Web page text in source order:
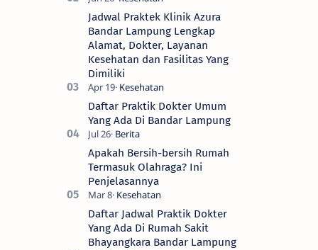
Jadwal Praktek Klinik Azura
Bandar Lampung Lengkap
Alamat, Dokter, Layanan
Kesehatan dan Fasilitas Yang
Dimiliki
Daftar Praktik Dokter Umum
Yang Ada Di Bandar Lampung
Apakah Bersih-bersih Rumah
Termasuk Olahraga? Ini
Penjelasannya
Daftar Jadwal Praktik Dokter
Yang Ada Di Rumah Sakit
Bhayangkara Bandar Lampung